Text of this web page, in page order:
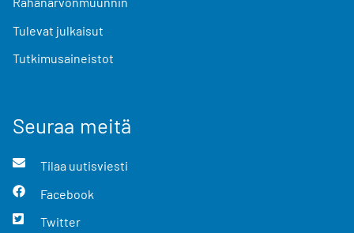
Tulevat julkaisut
Tutkimusaineistot
Seuraa meitä
Tilaa uutisviesti
Facebook
Twitter